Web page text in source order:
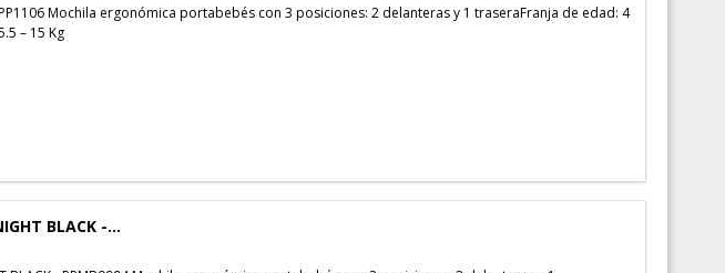
- PP1106 Mochila ergonómica portabebés con 3 posiciones: 2 delanteras y 1 traseraFranja de edad: 4
– 15 Kg
BLACK -...